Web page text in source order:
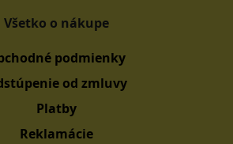
Všetko o nákupe
podmienky
od zmluvy
Platby
Reklamácie